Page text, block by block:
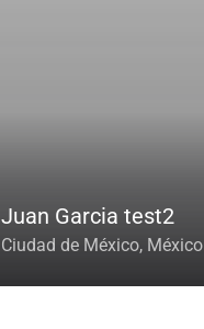
Juan Garcia test2
Ciudad de México, México